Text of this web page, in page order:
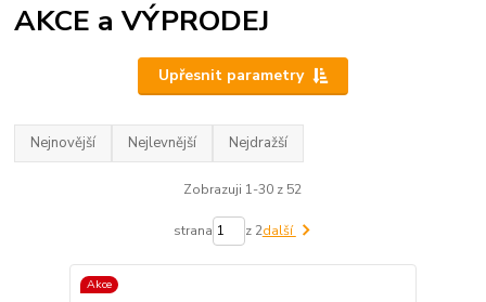
AKCE a VÝPRODEJ
Upřesnit parametry
Nejnovější Nejlevnější Nejdražší
Zobrazuji 1-30 z 52
strana z 2další
Akce